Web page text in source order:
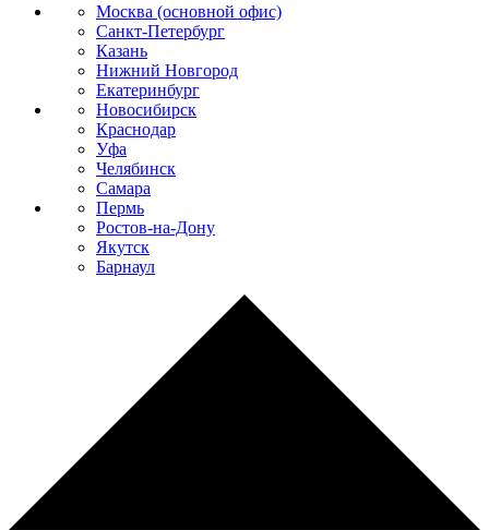
Москва (основной офис)
Санкт-Петербург
Казань
Нижний Новгород
Екатеринбург
Новосибирск
Краснодар
Уфа
Челябинск
Самара
Пермь
Ростов-на-Дону
Якутск
Барнаул